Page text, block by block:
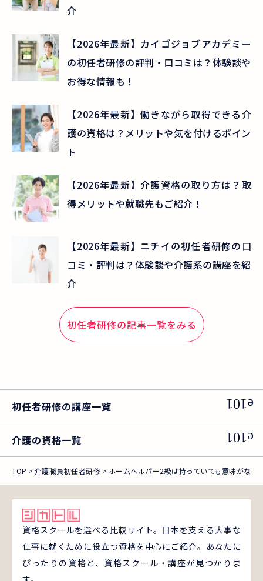
介
【2026年最新】カイゴジョブアカデミー
の初任者研修の評判・口コミは？体験談や
お得な情報も！
【2026年最新】働きながら取得できる介
護の資格は？メリットや気を付けるポイン
ト
【2026年最新】介護資格の取り方は？取
得メリットや就職先もご紹介！
【2026年最新】ニチイの初任者研修の口
コミ・評判は？体験談や介護系の講座を紹
介
初任者研修の記事一覧をみる
初任者研修の講座一覧
介護の資格一覧
TOP 介護職員初任者研修 ホームヘルパー2級は持っていても意味がな
資格スクールを選べる比較サイト。日本を支える大事な
仕事に就くために役立つ資格を中心にご紹介。あなたに
ぴったりの資格と、資格スクール・講座が見つかりま